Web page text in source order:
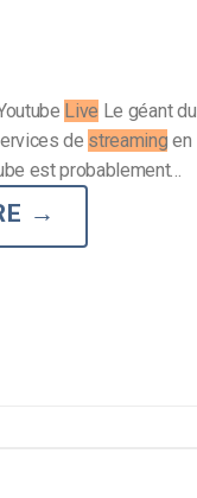
Live Le géant du
de streaming en
est probablement…
→